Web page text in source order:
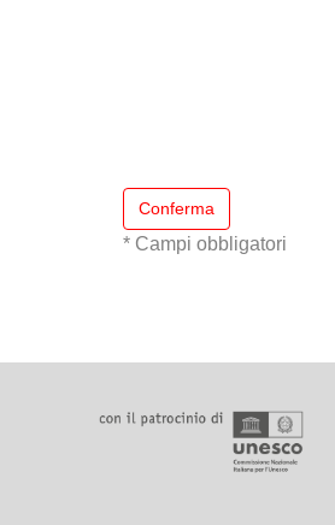
Conferma
* Campi obbligatori